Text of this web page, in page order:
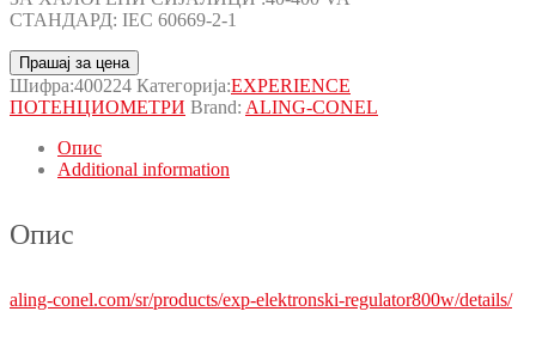
СТАНДАРД: IEC 60669-2-1
Прашај за цена
Шифра:400224 Категорија:EXPERIENCE
ПОТЕНЦИОМЕТРИ Brand: ALING-CONEL
Опис
Additional information
Опис
aling-conel.com/sr/products/exp-elektronski-regulator800w/details/